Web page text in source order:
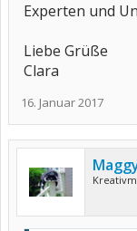
Experten und
Liebe Grüße
Clara
16. Januar 2017